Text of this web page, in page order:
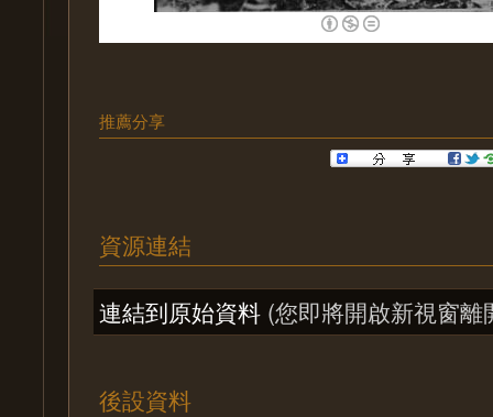
推薦分享
資源連結
連結到原始資料 (您即將開啟新視窗離
後設資料